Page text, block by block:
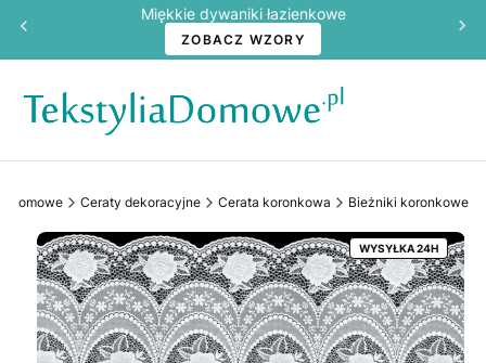
Miękkie dywaniki łazienkowe
ZOBACZ WZORY
Ceraty dekoracyjne Cerata koronkowa Bieżniki koronkowe
WYSYŁKA 24H